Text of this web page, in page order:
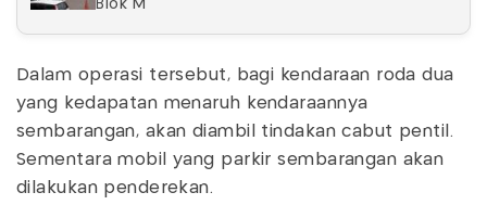
Blok M
Dalam operasi tersebut, bagi kendaraan roda dua
yang kedapatan menaruh kendaraannya
sembarangan, akan diambil tindakan cabut pentil.
Sementara mobil yang parkir sembarangan akan
dilakukan penderekan.